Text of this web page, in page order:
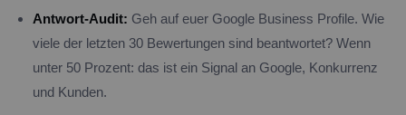
Antwort-Audit: Geh auf euer Google Business Profile. Wie
viele der letzten 30 Bewertungen sind beantwortet? Wenn
unter 50 Prozent: das ist ein Signal an Google, Konkurrenz
und Kunden.